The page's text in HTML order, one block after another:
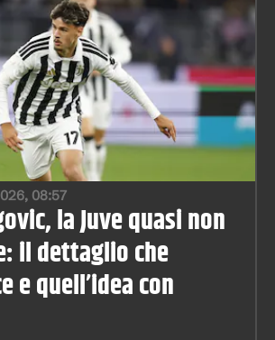
08:57
la Juve quasi non
il dettaglio che
e quell’idea con